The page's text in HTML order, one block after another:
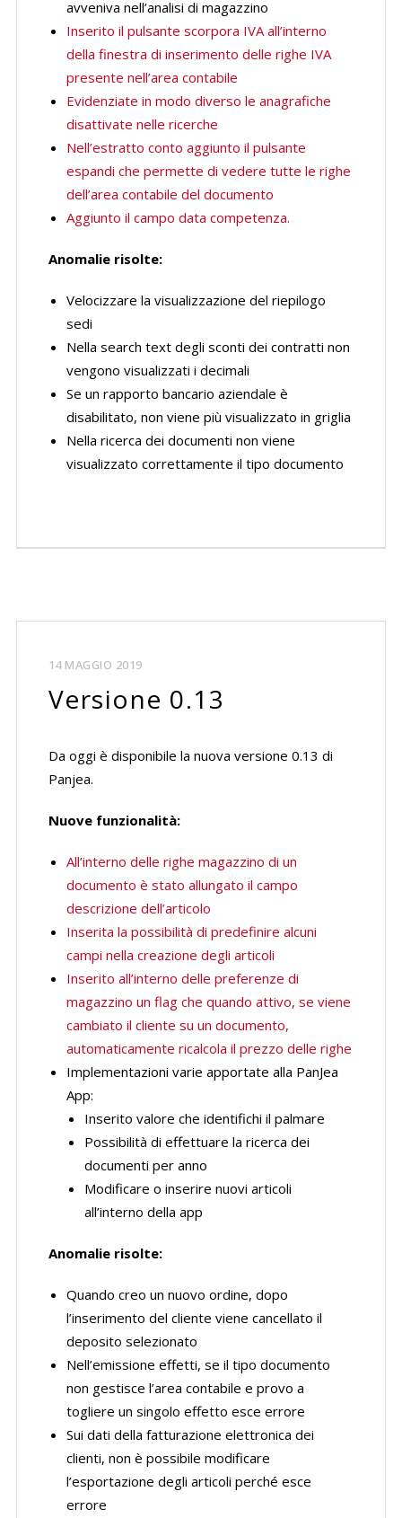
avveniva nell’analisi di magazzino
Inserito il pulsante scorpora IVA all’interno
della finestra di inserimento delle righe IVA
presente nell’area contabile
Evidenziate in modo diverso le anagrafiche
disattivate nelle ricerche
Nell’estratto conto aggiunto il pulsante
espandi che permette di vedere tutte le righe
dell’area contabile del documento
Aggiunto il campo data competenza.
Anomalie risolte:
Velocizzare la visualizzazione del riepilogo
sedi
Nella search text degli sconti dei contratti non
vengono visualizzati i decimali
Se un rapporto bancario aziendale è
disabilitato, non viene più visualizzato in griglia
Nella ricerca dei documenti non viene
visualizzato correttamente il tipo documento
14 MAGGIO 2019
Versione 0.13
Da oggi è disponibile la nuova versione 0.13 di
Panjea.
Nuove funzionalità:
All’interno delle righe magazzino di un
documento è stato allungato il campo
descrizione dell’articolo
Inserita la possibilità di predefinire alcuni
campi nella creazione degli articoli
Inserito all’interno delle preferenze di
magazzino un flag che quando attivo, se viene
cambiato il cliente su un documento,
automaticamente ricalcola il prezzo delle righe
Implementazioni varie apportate alla PanJea
App:
Inserito valore che identifichi il palmare
Possibilità di effettuare la ricerca dei
documenti per anno
Modificare o inserire nuovi articoli
all’interno della app
Anomalie risolte:
Quando creo un nuovo ordine, dopo
l’inserimento del cliente viene cancellato il
deposito selezionato
Nell’emissione effetti, se il tipo documento
non gestisce l’area contabile e provo a
togliere un singolo effetto esce errore
Sui dati della fatturazione elettronica dei
clienti, non è possibile modificare
l’esportazione degli articoli perché esce
errore